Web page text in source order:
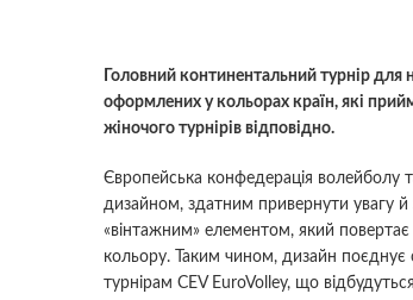
Головний континентальний турнір для
оформлених у кольорах країн, які
жіночого турнірів відповідно.
Європейська конфедерація волейболу
дизайном, здатним привернути увагу й
«вінтажним» елементом, який
кольору. Таким чином, дизайн поєднує
турнірам CEV EuroVolley, що